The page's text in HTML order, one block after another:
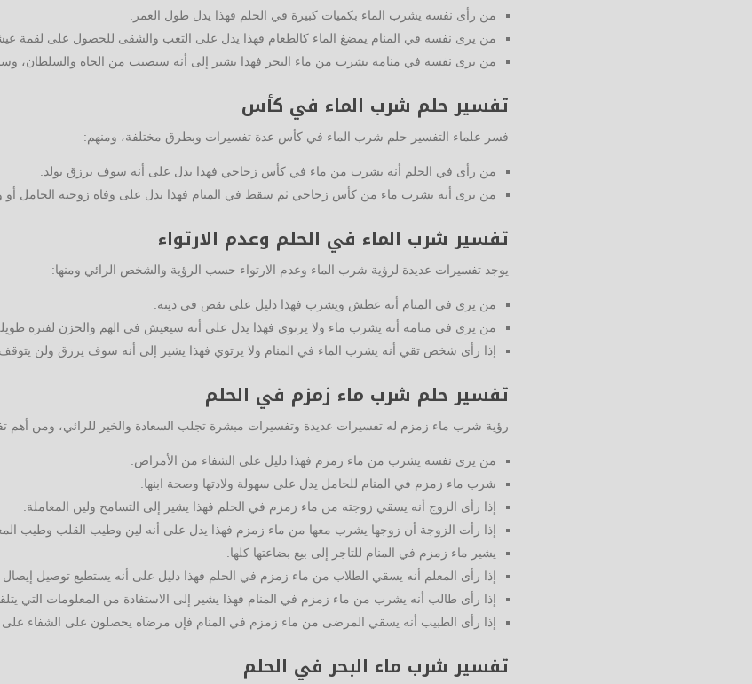
من رأى نفسه يشرب الماء بكميات كبيرة في الحلم فهذا يدل طول العمر.
من يرى نفسه في المنام يمضغ الماء كالطعام فهذا يدل على التعب والشقى للحصول على لقمة
من يرى نفسه في منامه يشرب من ماء البحر فهذا يشير إلى أنه سيصيب من الجاه والسلطان،
تفسير حلم شرب الماء في كأس
فسر علماء التفسير حلم شرب الماء في كأس عدة تفسيرات وبطرق مختلفة، ومنهم:
من رأى في الحلم أنه يشرب من ماء في كأس زجاجي فهذا يدل على أنه سوف يرزق بولد.
من يرى أنه يشرب ماء من كأس زجاجي ثم سقط في المنام فهذا يدل على وفاة زوجته الحامل أو
تفسير شرب الماء في الحلم وعدم الارتواء
يوجد تفسيرات عديدة لرؤية شرب الماء وعدم الارتواء حسب الرؤية والشخص الرائي ومنها:
من يرى في المنام أنه عطش ويشرب فهذا دليل على نقص في دينه.
من يرى في منامه أنه يشرب ماء ولا يرتوي فهذا يدل على أنه سيعيش في الهم والحزن لفترة
إذا رأى شخص تقي أنه يشرب الماء في المنام ولا يرتوي فهذا يشير إلى أنه سوف يرزق ولن
تفسير حلم شرب ماء زمزم في الحلم
رؤية شرب ماء زمزم له تفسيرات عديدة وتفسيرات مبشرة تجلب السعادة والخير للرائي، ومن أهم
من يرى نفسه يشرب من ماء زمزم فهذا دليل على الشفاء من الأمراض.
شرب ماء زمزم في المنام للحامل يدل على سهولة ولادتها وصحة ابنها.
إذا رأى الزوج أنه يسقي زوجته من ماء زمزم في الحلم فهذا يشير إلى التسامح ولين المعاملة.
إذا رأت الزوجة أن زوجها يشرب معها من ماء زمزم فهذا يدل على أنه لين وطيب القلب وطيب
يشير ماء زمزم في المنام للتاجر إلى بيع بضاعتها كلها.
إذا رأى المعلم أنه يسقي الطلاب من ماء زمزم في الحلم فهذا دليل على أنه يستطيع توصيل
إذا رأى طالب أنه يشرب من ماء زمزم في المنام فهذا يشير إلى الاستفادة من المعلومات التي
إذا رأى الطبيب أنه يسقي المرضى من ماء زمزم في المنام فإن مرضاه يحصلون على الشفاء على
تفسير شرب ماء البحر في الحلم